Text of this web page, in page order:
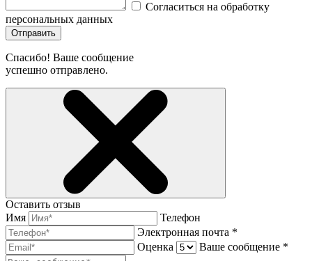
Согласиться на обработку
персональных данных
Отправить
Спасибо! Ваше сообщение
успешно отправлено.
Оставить отзыв
Имя
Телефон
Электронная почта *
Оценка
Ваше сообщение *